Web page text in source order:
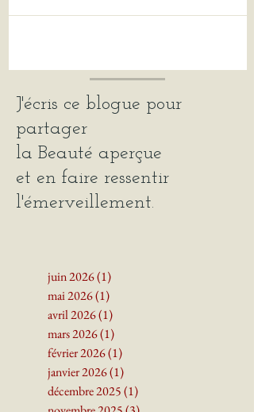
J'écris ce blogue pour
partager
la Beauté aperçue
juin 2026 (1)1 post
mai 2026(1)1 post
avril 2026(1)1 post
mars 2026(1)1 post
février 2026(1)1 post